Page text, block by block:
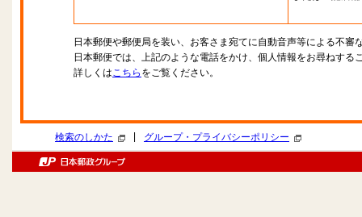
日本郵便や郵便局を装い、お客さま宛てに自動音声等による不審
日本郵便では、上記のような電話をかけ、個人情報をお尋ねする
詳しくはこちら をご覧ください。
検索のしかた グループ・プライバシーポリシー